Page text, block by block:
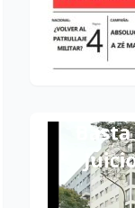
Reproductor
vídeo